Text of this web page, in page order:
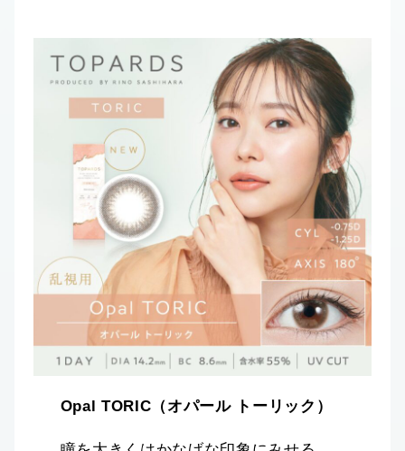
Opal TORIC（オパール トーリック）